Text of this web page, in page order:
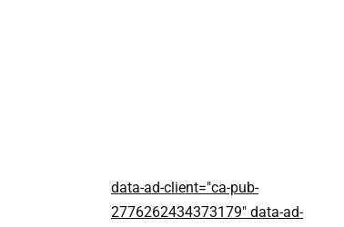
data-ad-client="ca-pub-
2776262434373179" data-ad-